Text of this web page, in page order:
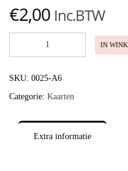
€2,00 Inc.BTW
IN
SKU: 0025-A6
Categorie: Kaarten
Extra informatie